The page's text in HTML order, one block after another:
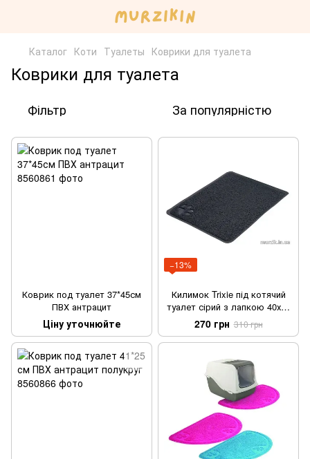
Каталог Коти Туалеты Коврики для туалета
Коврики для туалета
Фільтр За популярністю
Коврик под туалет 37*45см
ПВХ антрацит
Ціну уточнюйте
−13%
Килимок Trixie під котячий
туалет сірий з лапкою 40х60
см
270 грн 310 грн